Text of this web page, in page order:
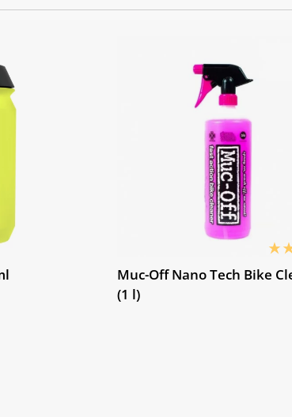
Muc-Off Nano Tech Bike
(1 l)